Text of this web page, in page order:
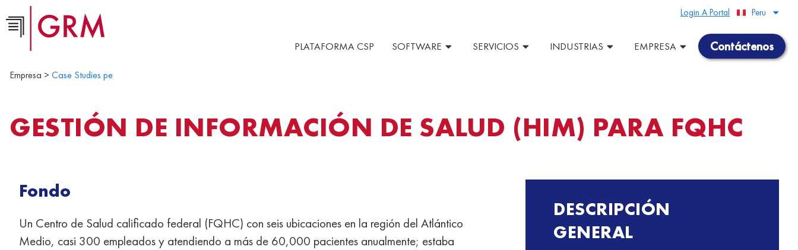
Peru
United States
Login A Portal
Contáctenos
PLATAFORMA CSP SOFTWARE SERVICIOS INDUSTRIAS EMPRESA
Empresa > Case Studies pe
GESTIÓN DE INFORMACIÓN DE SALUD (HIM) PARA FQHC
Fondo
Un Centro de Salud calificado federal (FQHC) con seis ubicaciones en la región del Atlántico
Medio, casi 300 empleados y atendiendo a más de 60,000 pacientes anualmente; estaba
DESCRIPCIÓN
GENERAL